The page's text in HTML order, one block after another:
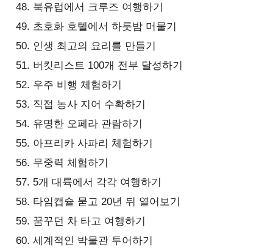
북유럽에서 크루즈 여행하기
초호화 호텔에서 하룻밤 머물기
인생 최고의 요리를 만들기
버킷리스트 100개 전부 달성하기
우주 비행 체험하기
직접 농사 지어 수확하기
유명한 오페라 관람하기
아프리카 사파리 체험하기
무중력 체험하기
5개 대륙에서 각각 여행하기
타임캡슐 묻고 20년 뒤 열어보기
꿈꾸던 차 타고 여행하기
세계적인 박물관 투어하기